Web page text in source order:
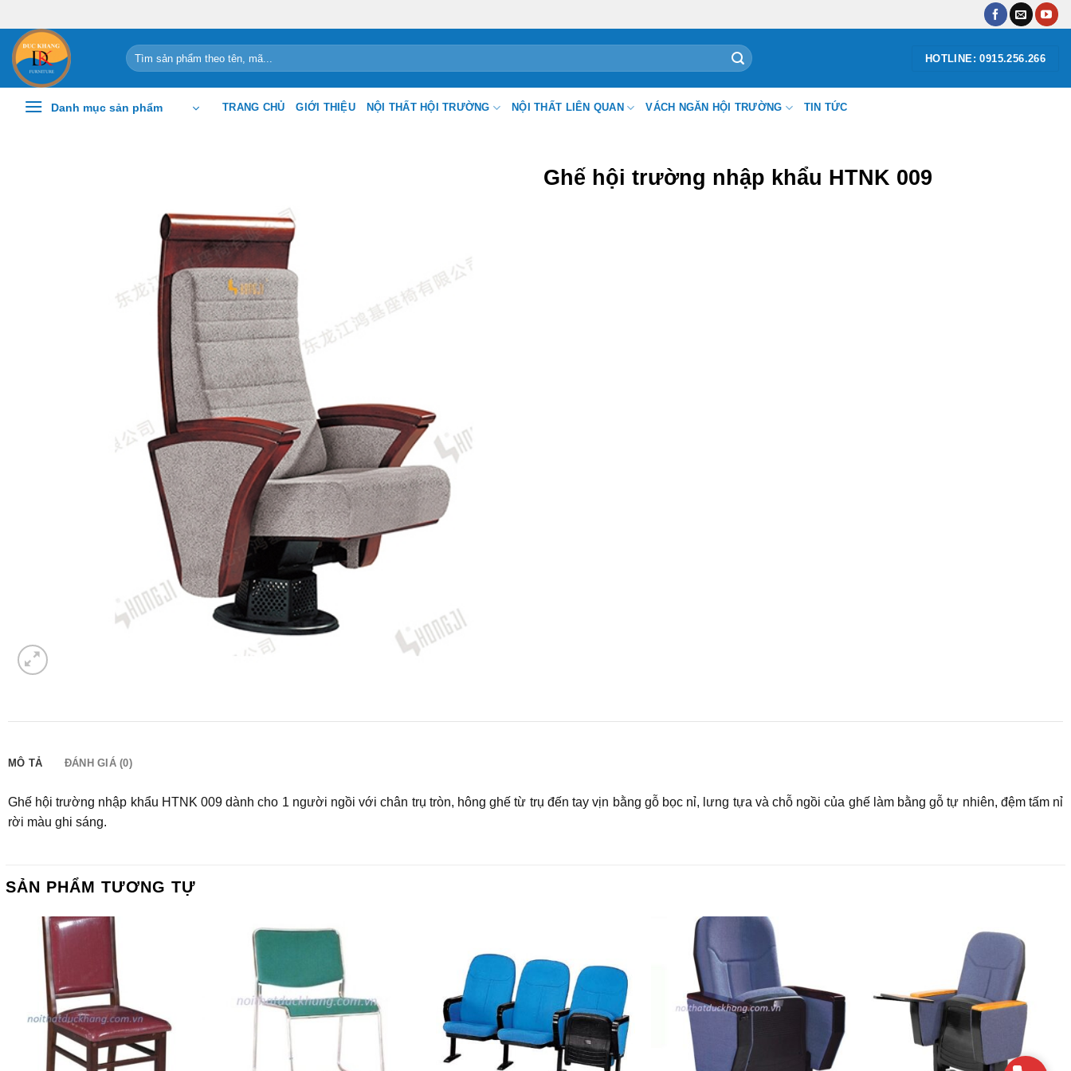
đến
nội
dung
Tìm
kiếm:
HOTLINE: 0915.256.266
Danh mục sản phẩm TRANG CHỦ GIỚI THIỆU NỘI THẤT HỘI TRƯỜNG NỘI THẤT LIÊN QUAN VÁCH NGĂN HỘI TRƯỜNG TIN TỨC
Ghế hội trường nhập khẩu HTNK 009
MÔ TẢ ĐÁNH GIÁ (0)
Ghế hội trường nhập khẩu HTNK 009 dành cho 1 người ngồi với chân trụ tròn, hông ghế từ trụ đến tay vịn bằng gỗ bọc nỉ, lưng tựa và chỗ ngồi của ghế làm bằng gỗ tự nhiên, đệm tấm nỉ
rời màu ghi sáng.
SẢN PHẨM TƯƠNG TỰ